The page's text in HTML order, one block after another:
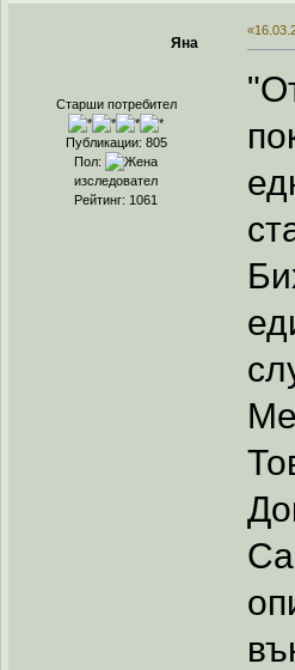
Яна
Старши потребител
Публикации: 805
Пол:
изследовател
Рейтинг: 1061